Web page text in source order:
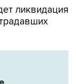
ликвидация